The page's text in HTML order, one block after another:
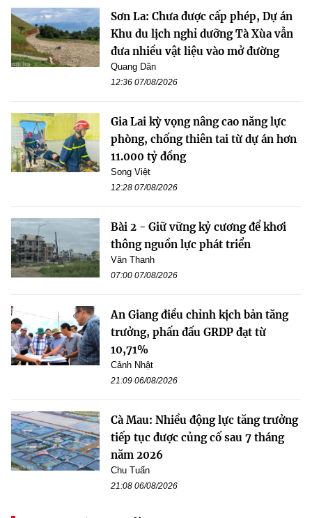
Sơn La: Chưa được cấp phép, Dự án
Khu du lịch nghỉ dưỡng Tà Xùa vẫn
đưa nhiều vật liệu vào mở đường
Quang Dân
12:36 07/08/2026
Gia Lai kỳ vọng nâng cao năng lực
phòng, chống thiên tai từ dự án hơn
11.000 tỷ đồng
Song Việt
12:28 07/08/2026
Bài 2 - Giữ vững kỷ cương để khơi
thông nguồn lực phát triển
Văn Thanh
07:00 07/08/2026
An Giang điều chỉnh kịch bản tăng
trưởng, phấn đấu GRDP đạt từ
10,71%
Cảnh Nhật
21:09 06/08/2026
Cà Mau: Nhiều động lực tăng trưởng
tiếp tục được củng cố sau 7 tháng
năm 2026
Chu Tuấn
21:08 06/08/2026